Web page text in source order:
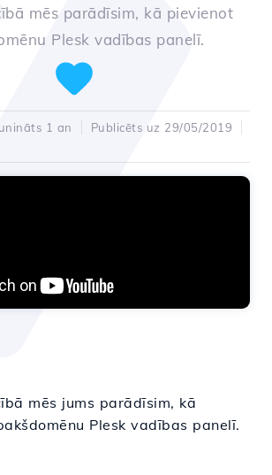
mēs parādīsim, kā pievienot
Plesk vadības panelī.
1 an
Publicēts uz 29/05/2019
mēs jums parādīsim, kā
Plesk vadības panelī.